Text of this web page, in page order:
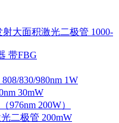
射大面积激光二极管 1000-
带FBG
830/980nm 1W
30mW
976nm 200W）
二极管 200mW